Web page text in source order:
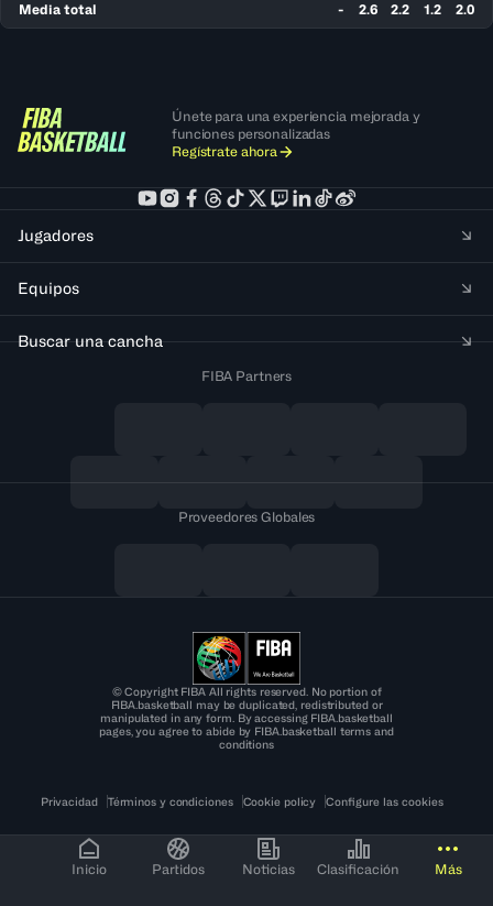
Inicio Partidos Noticias Clasificación Más
Media total - 2.6 2.2 1.2 2.0
Únete para una experiencia mejorada y
funciones personalizadas
Regístrate ahora
Jugadores
Equipos
Buscar una cancha
FIBA Partners
Proveedores Globales
© Copyright FIBA All rights reserved. No portion of
FIBA.basketball may be duplicated, redistributed or
manipulated in any form. By accessing FIBA.basketball
pages, you agree to abide by FIBA.basketball terms and
conditions
Privacidad Términos y condiciones Cookie policy Configure las cookies